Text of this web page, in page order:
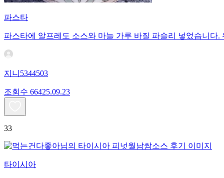
파스타
파스타에 알프레도 소스와 마늘 가루 바질 파슬리 넣었습니
지니5344503
조회수 66425.09.23
33
타이시아